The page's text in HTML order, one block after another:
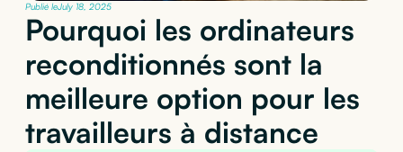
Publié leJuly 18, 2025
Pourquoi les ordinateurs
reconditionnés sont la
meilleure option pour les
travailleurs à distance